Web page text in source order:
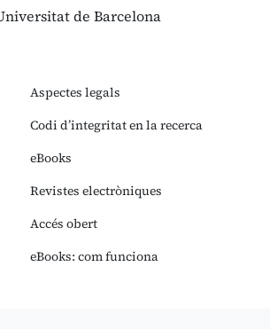
Aspectes legals
Codi d’integritat en la recerca
eBooks
Revistes electròniques
Accés obert
eBooks: com funciona